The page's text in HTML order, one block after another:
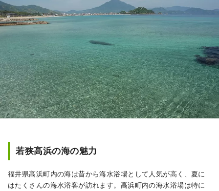
若狭高浜の海の魅力
福井県高浜町内の海は昔から海水浴場として人気が高く、夏に
はたくさんの海水浴客が訪れます。高浜町内の海水浴場は特に